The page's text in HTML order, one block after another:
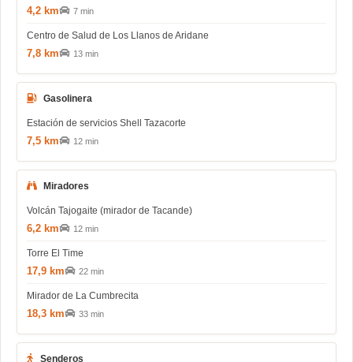
4,2 km 7 min
Centro de Salud de Los Llanos de Aridane
7,8 km 13 min
Gasolinera
Estación de servicios Shell Tazacorte
7,5 km 12 min
Miradores
Volcán Tajogaite (mirador de Tacande)
6,2 km 12 min
Torre El Time
17,9 km 22 min
Mirador de La Cumbrecita
18,3 km 33 min
Senderos